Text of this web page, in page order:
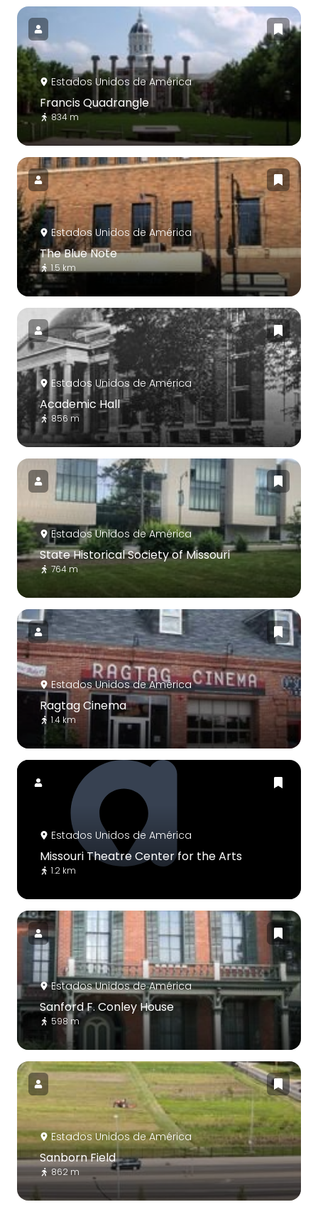
Estados Unidos de América
Francis Quadrangle
834 m
Estados Unidos de América
The Blue Note
1.5 km
Estados Unidos de América
Academic Hall
856 m
Estados Unidos de América
State Historical Society of Missouri
764 m
Estados Unidos de América
Ragtag Cinema
1.4 km
Estados Unidos de América
Missouri Theatre Center for the Arts
1.2 km
Estados Unidos de América
Sanford F. Conley House
598 m
Estados Unidos de América
Sanborn Field
862 m